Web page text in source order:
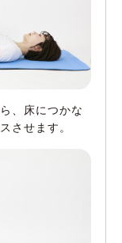
、床につかな
させます。